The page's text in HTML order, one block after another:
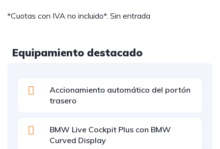
*Cuotas con IVA no incluido*. Sin entrada
Equipamiento destacado
Accionamiento automático del portón
trasero
BMW Live Cockpit Plus con BMW
Curved Display